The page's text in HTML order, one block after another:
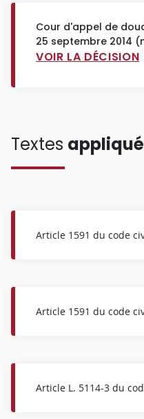
Cour d'appel de
25 septembre 2014
VOIR LA DÉCISION
Textes
Article 1591 du code
Article 1591 du code
Article L. 5114-3 du